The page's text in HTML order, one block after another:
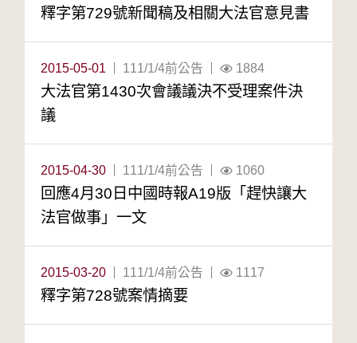
釋字第729號新聞稿及相關大法官意見書
2015-05-01 111/1/4前公告 1884
大法官第1430次會議議決不受理案件決
議
2015-04-30 111/1/4前公告 1060
回應4月30日中國時報A19版「趕快讓大
法官做事」一文
2015-03-20 111/1/4前公告 1117
釋字第728號案情摘要